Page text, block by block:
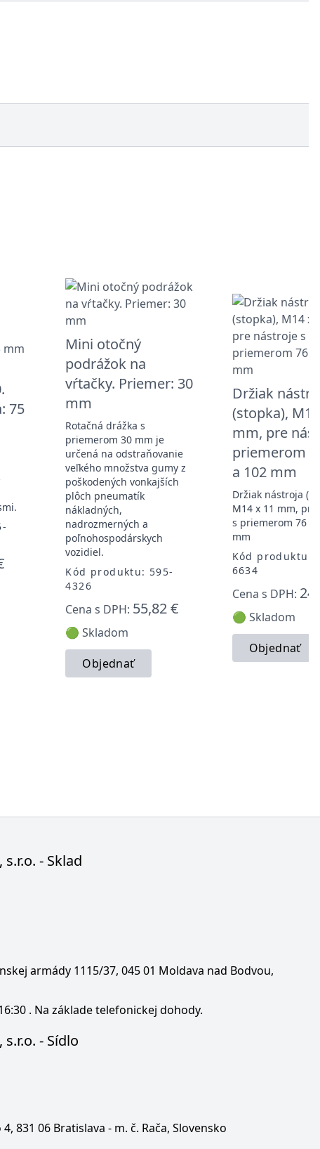
75
Mini otočný
podrážok na
vŕtačky. Priemer: 30
mm
Rotačná drážka s
priemerom 30 mm je
určená na odstraňovanie
veľkého množstva gumy z
poškodených vonkajších
plôch pneumatík
nákladných,
nadrozmerných a
poľnohospodárskych
vozidiel.
Kód produktu: 595-
4326
Cena s DPH: 55,82 €
🟢 Skladom
Objednať
Držiak
(stopka),
mm, pre
priemerom
a 102 mm
Držiak nástroja
M14 x 11 mm,
s priemerom 76
mm
Kód produktu:
6634
Cena s DPH:
🟢 Skladom
Objednať
- Sklad
armády 1115/37, 045 01 Moldava nad Bodvou,
. Na základe telefonickej dohody.
- Sídlo
831 06 Bratislava - m. č. Rača, Slovensko